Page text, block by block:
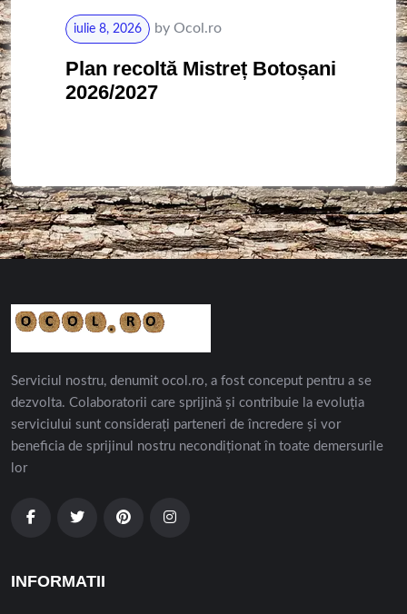
iulie 8, 2026 by Ocol.ro
Plan recoltă Mistreț Botoșani
2026/2027
Serviciul nostru, denumit ocol.ro, a fost conceput pentru a se
dezvolta. Colaboratorii care sprijină și contribuie la evoluția
serviciului sunt considerați parteneri de încredere și vor
beneficia de sprijinul nostru necondiționat în toate demersurile
lor
INFORMATII